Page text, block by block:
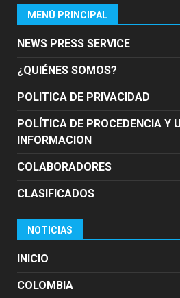
MENÚ PRINCIPAL
NEWS PRESS SERVICE
¿QUIÉNES SOMOS?
POLITICA DE PRIVACIDAD
POLÍTICA DE PROCEDENCIA Y
INFORMACION
COLABORADORES
CLASIFICADOS
NOTICIAS
INICIO
COLOMBIA